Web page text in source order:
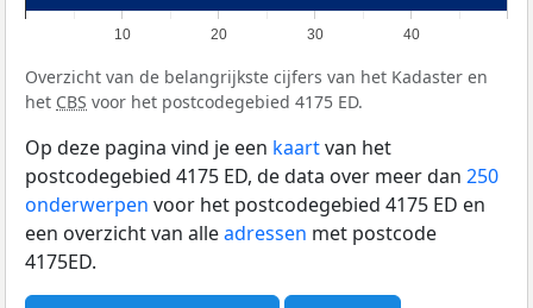
10 20 30 40
Overzicht van de belangrijkste cijfers van het Kadaster en
het CBS voor het postcodegebied 4175 ED.
Op deze pagina vind je een kaartvan het
postcodegebied 4175 ED, de data over meer dan 250
onderwerpen voor het postcodegebied 4175 ED en
een overzicht van alleadressen met postcode
4175ED.